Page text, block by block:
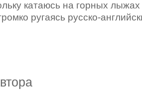
катаюсь на горных лыжах
ругаясь русско-